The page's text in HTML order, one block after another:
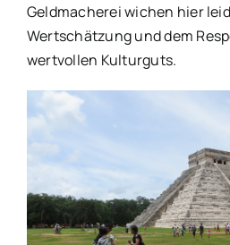
Geldmacherei wichen hier
Wertschätzung und dem
wertvollen Kulturguts.